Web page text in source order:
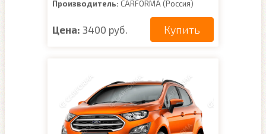
Производитель: CARFORMA (Россия)
Цена: 3400 руб. Купить